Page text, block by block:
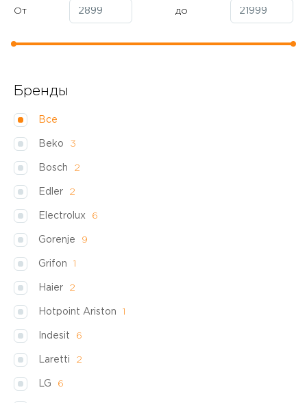
От до
Бренды
Все
Beko 3
Bosch 2
Edler 2
Electrolux 6
Gorenje 9
Grifon 1
Haier 2
Hotpoint Ariston 1
Indesit 6
Laretti 2
LG 6